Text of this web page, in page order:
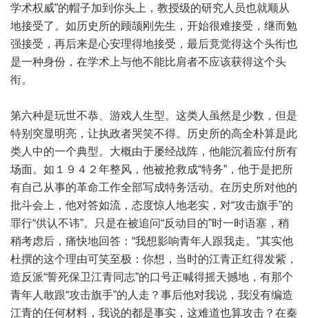
学术权威”的帽子加到你头上，教授级的研究人员也就顺从
地接受了。如历史所的顾颉刚先生，开始很难接受，继而勉
强接受，再后来是心安理得地接受，最后竟觉得这个头衔也
是一种身份，在学术上与他不能比肩者不应该获得这个头
衔。
第六种是玩世不恭、游戏人生型。这类人虽然是少数，但是
特别突显明亮，让执政者哭笑不得。历史所的高全朴算是此
类人中的一个典型。大概由于屡经战阵，他能沉着应付所有
场面。如１９４２年整风，他被抢救成“特务”，他于是把所
有自己从事的革命工作全部写成特务活动。在历史所对他的
批斗会上，他对答如流，态度惊人地老实，对“攻击旗手”的
罪行“供认不讳”。只是在被追问“反动目的”时一时语塞，稍
稍考虑后，痛快地回答：“我想影响青年人跟我走。”其实他
杜撰的这个理由可笑至极：你想，当时的江青正红得发紫，
造反派“誓死保卫江青同志”的口号正喊得摇天撼地，有那个
青年人敢跟“攻击旗手”的人走？事后他对我说，我没有编造
江青的任何材料，我说的都是事实，这难道也算攻击？在秦